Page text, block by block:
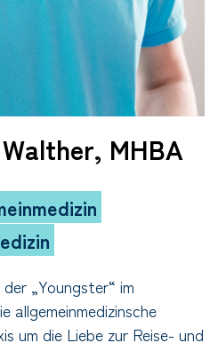
MHBA
„Youngster“ im
allgemeinmedizinsche
um die Liebe zur Reise- und